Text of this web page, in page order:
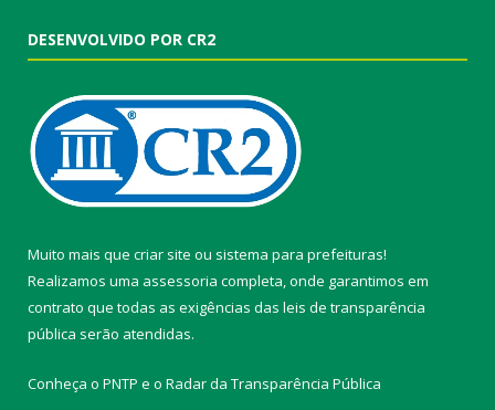
DESENVOLVIDO POR CR2
Muito mais que criar site ou sistema para prefeituras!
Realizamos uma assessoria completa, onde garantimos em
contrato que todas as exigências das leis de transparência
pública serão atendidas.
Conheça o PNTP e o Radar da Transparência Pública